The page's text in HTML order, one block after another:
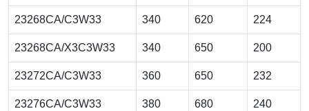
23268CA/C3W33 340 620 224
23268CA/X3C3W33 340 650 200
23272CA/C3W33 360 650 232
23276CA/C3W33 380 680 240